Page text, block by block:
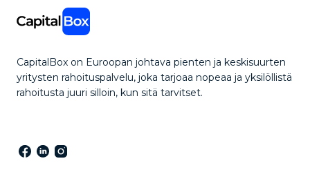
CapitalBox on Euroopan johtava pienten ja keskisuurten
yritysten rahoituspalvelu, joka tarjoaa nopeaa ja yksilöllistä
rahoitusta juuri silloin, kun sitä tarvitset.